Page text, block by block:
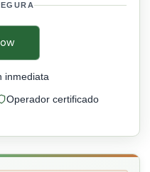
inmediata
Operador certificado